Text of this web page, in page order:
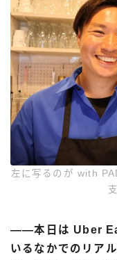
左に写るのが with
――本日は Uber
いるなかでのリア